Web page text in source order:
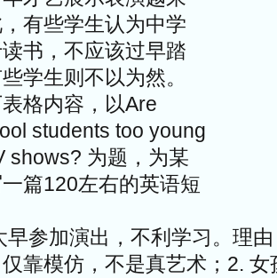
有些学生认为中学
书，不应该过早踏
学生则不以为然。
格内容，以Are
students too young
shows? 为题，为某
篇120左右的英语短
早参加演出，不利学习。理
靠模仿，不是真艺术；2. 女